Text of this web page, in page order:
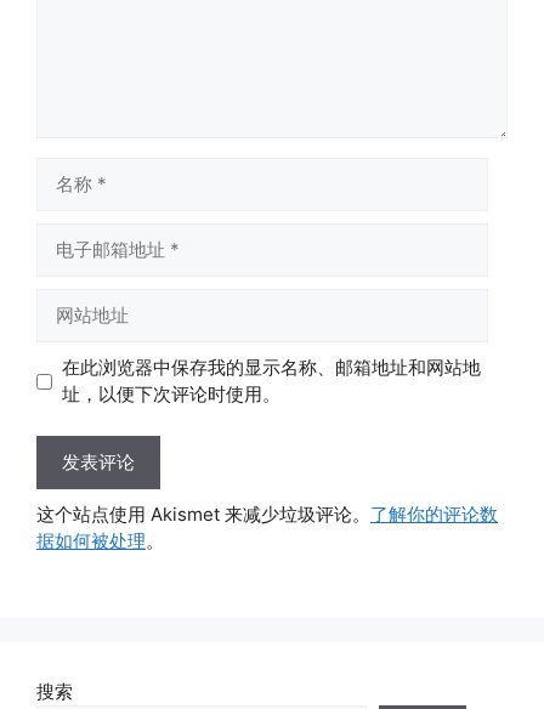
址
址
在此浏览器中保存我的显示名称、邮箱地址和网站地
址，以便下次评论时使用。
这个站点使用 Akismet 来减少垃圾评论。 了解你的评论数
据如何被处理。
搜索